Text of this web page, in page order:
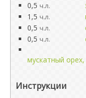
0,5 ч.л.
1,5 ч.л.
0,5 ч.л.
0,5 ч.л.
мускатный
Инструкции